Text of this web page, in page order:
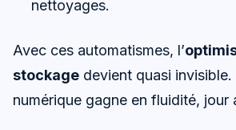
nettoyages.
Avec ces automatismes, l’
stockage devient quasi invisible.
numérique gagne en fluidité, jour